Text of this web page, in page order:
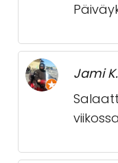
Jami K.
viikossa